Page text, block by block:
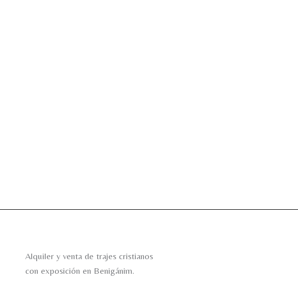
Alquiler y venta de trajes cristianos
con exposición en Benigánim.